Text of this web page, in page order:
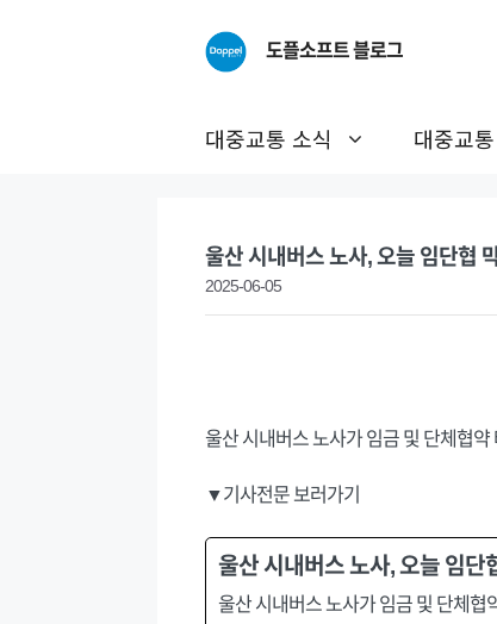
도플소프트 블로그
대중교통 소식 대중교
울산 시내버스 노사, 오늘 임단협
2025-06-05
울산 시내버스 노사가 임금 및 단체협
▼기사전문 보러가기
울산 시내버스 노사, 오늘 임단
울산 시내버스 노사가 임금 및 단체